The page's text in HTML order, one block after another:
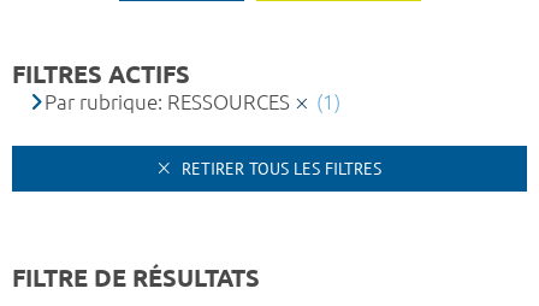
FILTRES ACTIFS
Par rubrique: RESSOURCES (1)
RETIRER TOUS LES FILTRES
FILTRE DE RÉSULTATS